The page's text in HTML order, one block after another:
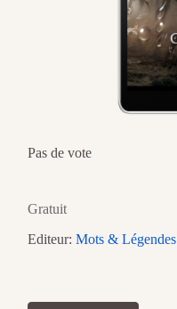
Pas de vote
Gratuit
Editeur: Mots & Légendes